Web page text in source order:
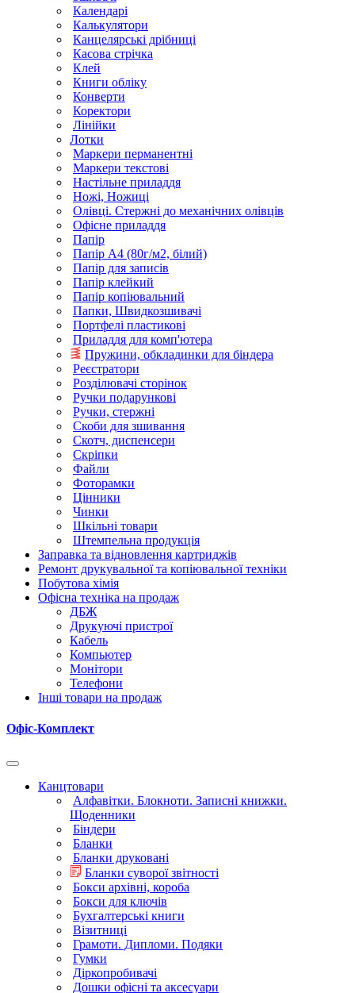
Календарі
Калькулятори
Канцелярські дрібниці
Касова стрічка
Клей
Книги обліку
Конверти
Коректори
Лінійки
Лотки
Маркери перманентні
Маркери текстові
Настільне приладдя
Ножі, Ножиці
Олівці. Стержні до механічних олівців
Офісне приладдя
Папір
Папір А4 (80г/м2, білий)
Папір для записів
Папір клейкий
Папір копіювальний
Папки, Швидкозшивачі
Портфелі пластикові
Приладдя для комп'ютера
Пружини, обкладинки для біндера
Реєстратори
Розділювачі сторінок
Ручки подарункові
Ручки, стержні
Скоби для зшивання
Скотч, диспенсери
Скріпки
Файли
Фоторамки
Цінники
Чинки
Шкільні товари
Штемпельна продукція
Заправка та відновлення картриджів
Ремонт друкувальної та копіювальної техніки
Побутова хімія
Офісна техніка на продаж
ДБЖ
Друкуючі пристрої
Кабель
Компьютер
Монітори
Телефони
Інші товари на продаж
Офіс-Комплект
Канцтовари
Алфавітки. Блокноти. Записні книжки.
Щоденники
Біндери
Бланки
Бланки друковані
Бланки суворої звітності
Бокси архівні, короба
Бокси для ключів
Бухгалтерські книги
Візитниці
Грамоти. Дипломи. Подяки
Гумки
Діркопробивачі
Дошки офісні та аксесуари